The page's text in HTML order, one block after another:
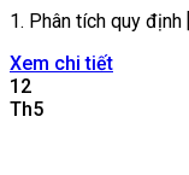
1. Phân tích quy định
Xem chi tiết
12
Th5